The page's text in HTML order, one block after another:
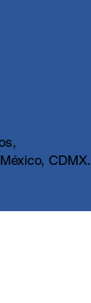
CDMX.